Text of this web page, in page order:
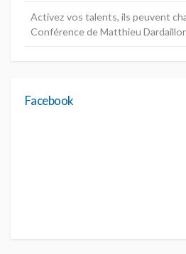
Activez vos talents, ils peuvent
Conférence de Matthieu
Facebook